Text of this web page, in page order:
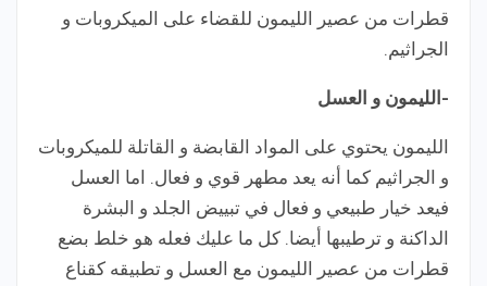
قطرات من عصير الليمون للقضاء على الميكروبات و
الجراثيم.
-الليمون و العسل
الليمون يحتوي على المواد القابضة و القاتلة للميكروبات
و الجراثيم كما أنه يعد مطهر قوي و فعال. اما العسل
فيعد خيار طبيعي و فعال في تبييض الجلد و البشرة
الداكنة و ترطيبها أيضا. كل ما عليك فعله هو خلط بضع
قطرات من عصير الليمون مع العسل و تطبيقه كقناع